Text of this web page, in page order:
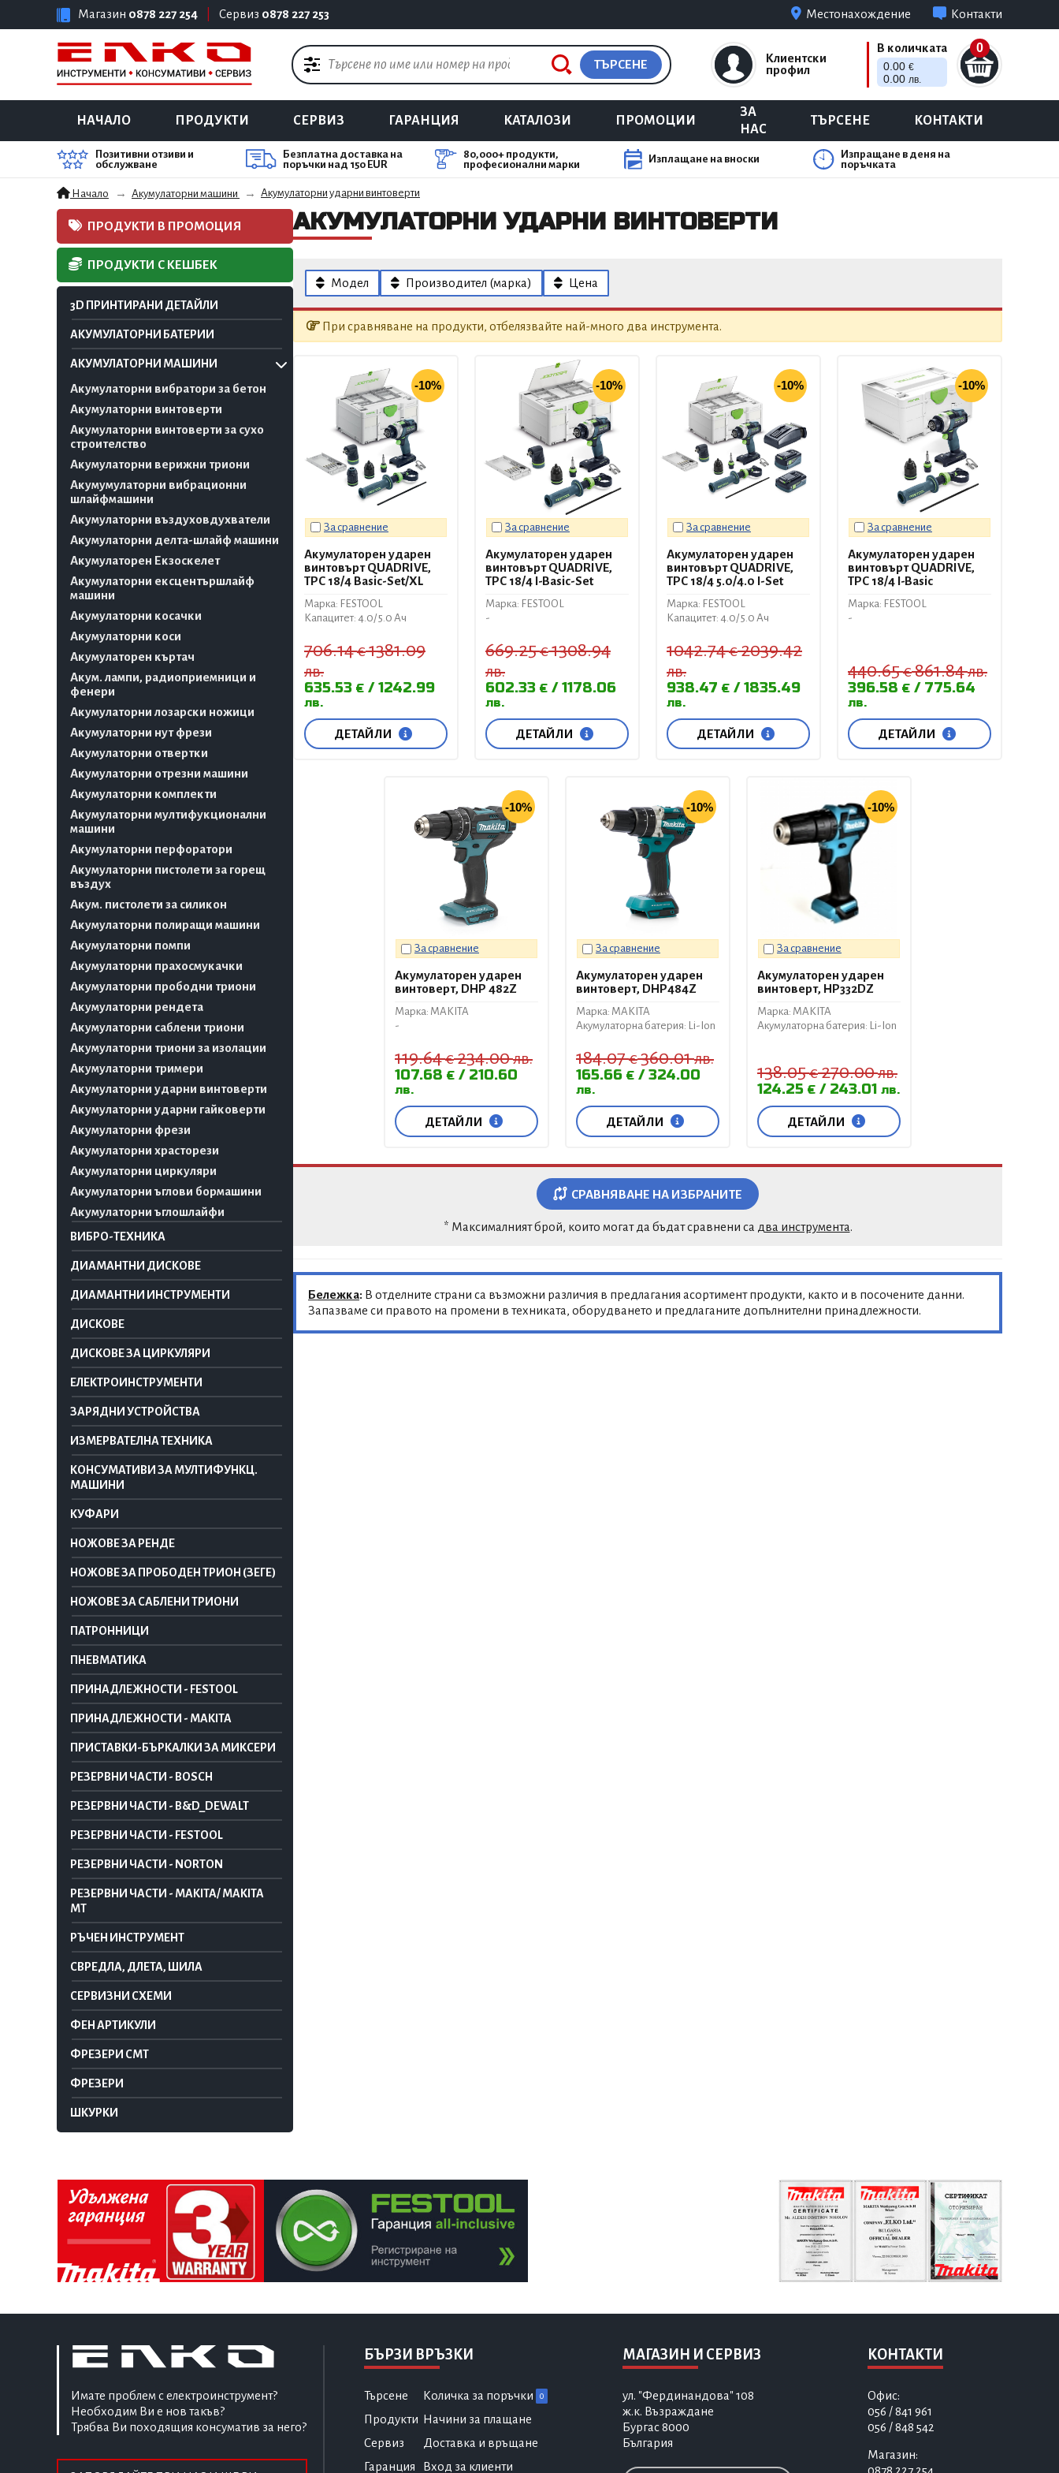
Магазин 0878 227 254 Сервиз 0878 227 253 Местонахождение Контакти
ТЪРСЕНЕ
Клиентски
профил
0
В количката
0.00 €
0.00 лв.
НАЧАЛО ПРОДУКТИ СЕРВИЗ ГАРАНЦИЯ КАТАЛОЗИ ПРОМОЦИИ
ЗА
НАС
ТЪРСЕНЕ КОНТАКТИ
Позитивни отзиви и
обслужване
Безплатна доставка на
поръчки над 150 EUR
80,000+ продукти,
професионални марки
Изплащане на вноски
Изпращане в деня на
поръчката
Начало Акумулаторни машини Акумулаторни ударни винтоверти
ПРОДУКТИ В ПРОМОЦИЯ
ПРОДУКТИ С КЕШБЕК
3D ПРИНТИРАНИ ДЕТАЙЛИ
АКУМУЛАТОРНИ БАТЕРИИ
АКУМУЛАТОРНИ МАШИНИ
Акумулаторни вибратори за бетон
Акумулаторни винтоверти
Акумулаторни винтоверти за сухо
строителство
Акумулаторни верижни триони
Акумумулаторни вибрационни
шлайфмашини
Акумулаторни въздуховдухватели
Акумулаторни делта-шлайф машини
Акумулаторен Екзоскелет
Акумулаторни ексцентършлайф
машини
Акумулаторни косачки
Акумулаторни коси
Акумулаторен къртач
Акум. лампи, радиоприемници и
фенери
Акумулаторни лозарски ножици
Акумулаторни нут фрези
Акумулаторни отвертки
Акумулаторни отрезни машини
Акумулаторни комплекти
Акумулаторни мултифукционални
машини
Акумулаторни перфоратори
Акумулаторни пистолети за горещ
въздух
Акум. пистолети за силикон
Акумулаторни полиращи машини
Акумулаторни помпи
Акумулаторни прахосмукачки
Акумулаторни прободни триони
Акумулаторни рендета
Акумулаторни саблени триони
Акумулаторни триони за изолации
Акумулаторни тримери
Акумулаторни ударни винтоверти
Акумулаторни ударни гайковерти
Акумулаторни фрези
Акумулаторни храсторези
Акумулаторни циркуляри
Акумулаторни ъглови бормашини
Акумулаторни ъглошлайфи
ВИБРО-ТЕХНИКА
ДИАМАНТНИ ДИСКОВЕ
ДИАМАНТНИ ИНСТРУМЕНТИ
ДИСКОВЕ
ДИСКОВЕ ЗА ЦИРКУЛЯРИ
ЕЛЕКТРОИНСТРУМЕНТИ
ЗАРЯДНИ УСТРОЙСТВА
ИЗМЕРВАТЕЛНА ТЕХНИКА
КОНСУМАТИВИ ЗА МУЛТИФУНКЦ.
МАШИНИ
КУФАРИ
НОЖОВЕ ЗА РЕНДЕ
НОЖОВЕ ЗА ПРОБОДЕН ТРИОН (ЗЕГЕ)
НОЖОВЕ ЗА САБЛЕНИ ТРИОНИ
ПАТРОННИЦИ
ПНЕВМАТИКА
ПРИНАДЛЕЖНОСТИ - FESTOOL
ПРИНАДЛЕЖНОСТИ - MAKITA
ПРИСТАВКИ-БЪРКАЛКИ ЗА МИКСЕРИ
РЕЗЕРВНИ ЧАСТИ - BOSCH
РЕЗЕРВНИ ЧАСТИ - B&D_DEWALT
РЕЗЕРВНИ ЧАСТИ - FESTOOL
РЕЗЕРВНИ ЧАСТИ - NORTON
РЕЗЕРВНИ ЧАСТИ - MAKITA/ MAKITA
MT
РЪЧЕН ИНСТРУМЕНТ
СВРЕДЛА, ДЛЕТА, ШИЛА
СЕРВИЗНИ СХЕМИ
ФЕН АРТИКУЛИ
ФРЕЗЕРИ CMT
ФРЕЗЕРИ
ШКУРКИ
АКУМУЛАТОРНИ УДАРНИ ВИНТОВЕРТИ
Модел Производител (марка) Цена
При сравняване на продукти, отбелязвайте най-много два инструмента.
-10%
За сравнение
Акумулаторен ударен
винтовърт QUADRIVE,
TPC 18/4 Basic-Set/XL
Марка: FESTOOL
Капацитет: 4.0/ 5.0 Ач
706.14€1381.09
лв.
635.53 € 1242.99
лв.
ДЕТАЙЛИ
-10%
За сравнение
Акумулаторен ударен
винтовърт QUADRIVE,
TPC 18/4 I-Basic-Set
Марка: FESTOOL
-
669.25€1308.94
лв.
602.33 € 1178.06
лв.
ДЕТАЙЛИ
-10%
За сравнение
Акумулаторен ударен
винтовърт QUADRIVE,
TPC 18/4 5.0/4.0 I-Set
Марка: FESTOOL
Капацитет: 4.0/ 5.0 Ач
1042.74€2039.42
лв.
938.47 € 1835.49
лв.
ДЕТАЙЛИ
-10%
За сравнение
Акумулаторен ударен
винтовърт QUADRIVE,
TPC 18/4 I-Basic
Марка: FESTOOL
-
440.65€861.84лв.
396.58 € 775.64
лв.
ДЕТАЙЛИ
-10%
За сравнение
Акумулаторен ударен
винтоверт, DHP 482Z
Марка: MAKITA
-
119.64€234.00лв.
107.68 € 210.60
лв.
ДЕТАЙЛИ
-10%
За сравнение
Акумулаторен ударен
винтоверт, DHP484Z
Марка: MAKITA
Акумулаторна батерия: Li-Ion
184.07€360.01лв.
165.66 € 324.00
лв.
ДЕТАЙЛИ
-10%
За сравнение
Акумулаторен ударен
винтоверт, HP332DZ
Марка: MAKITA
Акумулаторна батерия: Li-Ion
138.05€270.00лв.
124.25 € 243.01 лв.
ДЕТАЙЛИ
СРАВНЯВАНЕ НА ИЗБРАНИТЕ
* Максималният брой, които могат да бъдат сравнени са два инструмента.
Бележка: В отделните страни са възможни различия в предлагания асортимент продукти, както и в посочените данни.
Запазваме си правото на промени в техниката, оборудването и предлаганите допълнителни принадлежности.
Имате проблем с електроинструмент?
Необходим Ви е нов такъв?
Трябва Ви походящия консуматив за него?
БЪРЗИ ВРЪЗКИ
Търсене
Продукти
Сервиз
Гаранция
Количка за поръчки 0
Начини за плащане
Доставка и връщане
Вход за клиенти
МАГАЗИН И СЕРВИЗ
ул. "Фердинандова" 108
ж.к. Възраждане
Бургас 8000
България
КОНТАКТИ
Офис:
056 / 841 961
056 / 848 542
Магазин:
0878 227 254